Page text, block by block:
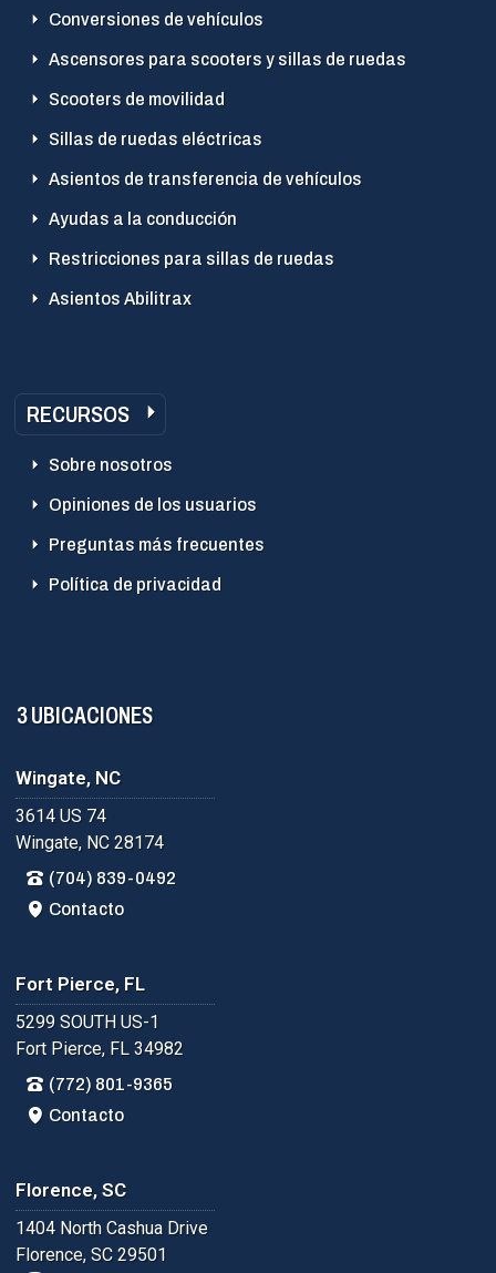
Conversiones de vehículos
Ascensores para scooters y sillas de ruedas
Scooters de movilidad
Sillas de ruedas eléctricas
Asientos de transferencia de vehículos
Ayudas a la conducción
Restricciones para sillas de ruedas
Asientos Abilitrax
RECURSOS
Sobre nosotros
Opiniones de los usuarios
Preguntas más frecuentes
Política de privacidad
3 UBICACIONES
Wingate, NC
3614 US 74
Wingate, NC 28174
(704) 839-0492
Contacto
Fort Pierce, FL
5299 SOUTH US-1
Fort Pierce, FL 34982
(772) 801-9365
Contacto
Florence, SC
1404 North Cashua Drive
Florence, SC 29501